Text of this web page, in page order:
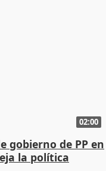
02:00
gobierno de PP en
la política